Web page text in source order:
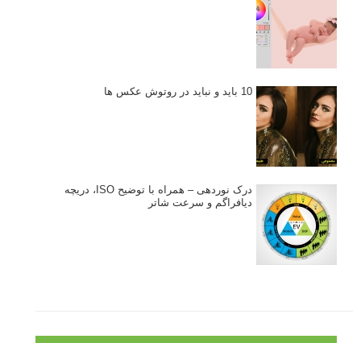
10 باید و نباید در روتوش عکس ها
درک نوردهی – همراه با توضیح ISO، دریچه
دیافراگم و سرعت شاتر